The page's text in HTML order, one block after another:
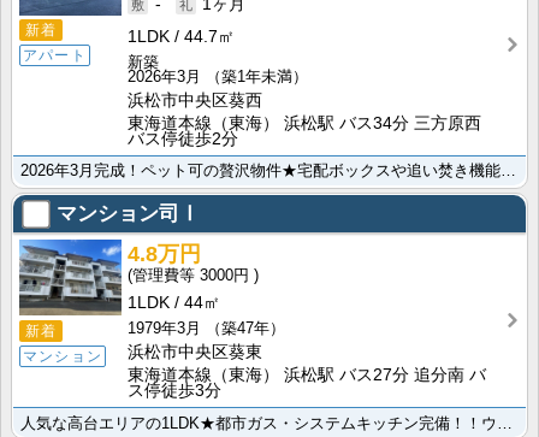
新着
アパート
-
1ヶ月
1LDK
44.7㎡
新築
2026年3月
（築1年未満）
浜松市中央区葵西
東海道本線（東海） 浜松駅 バス34分 三方原西
バス停徒歩2分
マンション司Ⅰ
新着
マンション
4.8万円
3000円
1LDK
44㎡
1979年3月
（築47年）
浜松市中央区葵東
東海道本線（東海） 浜松駅 バス27分 追分南 バ
ス停徒歩3分